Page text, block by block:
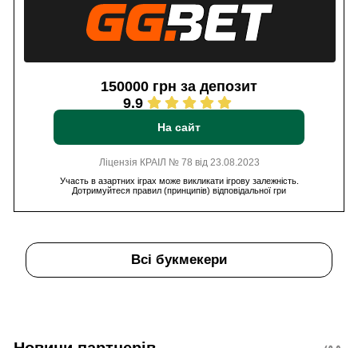
150000 грн за депозит
9.9
На сайт
Ліцензія КРАІЛ № 78 від 23.08.2023
Участь в азартних іграх може викликати ігрову залежність.
Дотримуйтеся правил (принципів) відповідальної гри
Всі букмекери